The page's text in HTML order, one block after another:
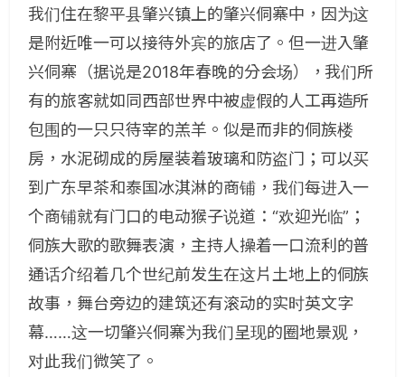
我们住在黎平县肇兴镇上的肇兴侗寨中，因为这
是附近唯一可以接待外宾的旅店了。但一进入肇
兴侗寨（据说是2018年春晚的分会场），我们所
有的旅客就如同西部世界中被虚假的人工再造所
包围的一只只待宰的羔羊。似是而非的侗族楼
房，水泥砌成的房屋装着玻璃和防盗门；可以买
到广东早茶和泰国冰淇淋的商铺，我们每进入一
个商铺就有门口的电动猴子说道：“欢迎光临”；
侗族大歌的歌舞表演，主持人操着一口流利的普
通话介绍着几个世纪前发生在这片土地上的侗族
故事，舞台旁边的建筑还有滚动的实时英文字
幕……这一切肇兴侗寨为我们呈现的圈地景观，
对此我们微笑了。